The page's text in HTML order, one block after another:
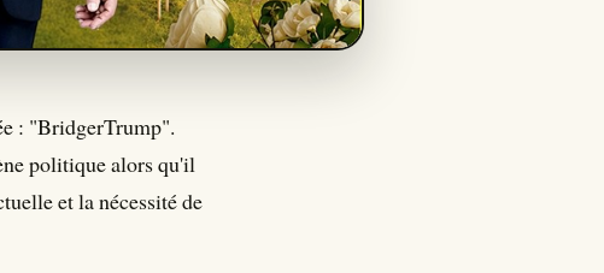
: "BridgerTrump".
politique alors qu'il
et la nécessité de